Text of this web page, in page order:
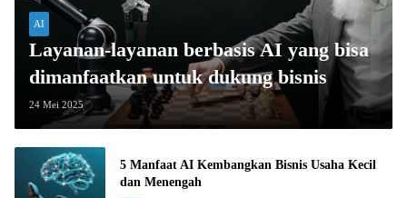
AI
Layanan-layanan berbasis AI yang bisa
dimanfaatkan untuk dukung bisnis
24 Mei 2025
5 Manfaat AI Kembangkan Bisnis Usaha Kecil
dan Menengah